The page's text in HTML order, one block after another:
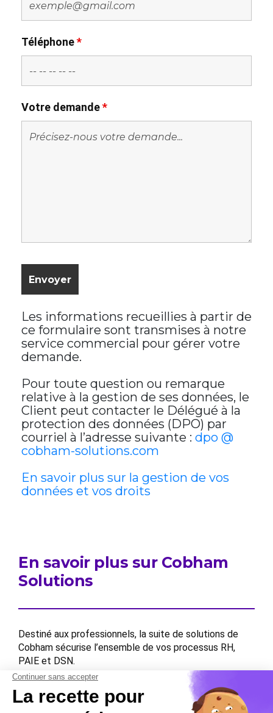
Téléphone*
Votre demande*
Les informations recueillies à partir de
ce formulaire sont transmises à notre
service commercial pour gérer votre
demande.
Pour toute question ou remarque
relative à la gestion de ses données, le
Client peut contacter le Délégué à la
protection des données (DPO) par
courriel à l’adresse suivante : dpo @
cobham-solutions.com
En savoir plus sur la gestion de vos
données et vos droits
En savoir plus sur Cobham
Solutions
Destiné aux professionnels, la suite de solutions de
Cobham sécurise l’ensemble de vos processus RH,
PAIE et DSN.
Contactez-nous